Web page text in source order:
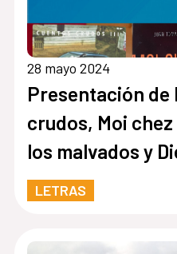
28 mayo 2024
Presentación de
crudos, Moi
los malvados y
piel negra
LETRAS